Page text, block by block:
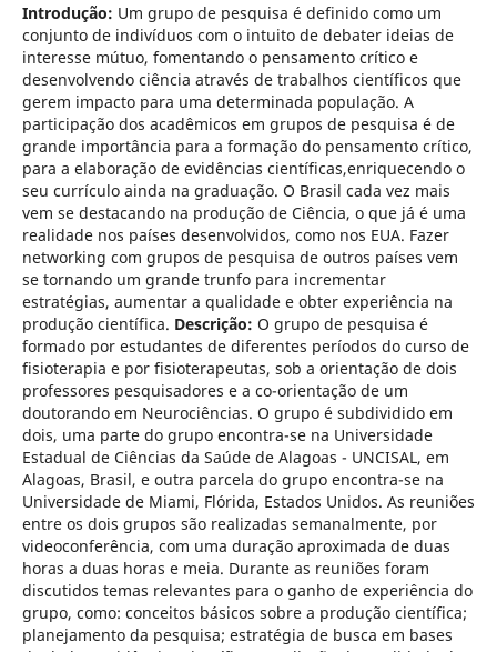
Introdução: Um grupo de pesquisa é definido como um
conjunto de indivíduos com o intuito de debater ideias de
interesse mútuo, fomentando o pensamento crítico e
desenvolvendo ciência através de trabalhos científicos que
gerem impacto para uma determinada população. A
participação dos acadêmicos em grupos de pesquisa é de
grande importância para a formação do pensamento crítico,
para a elaboração de evidências científicas,enriquecendo o
seu currículo ainda na graduação. O Brasil cada vez mais
vem se destacando na produção de Ciência, o que já é uma
realidade nos países desenvolvidos, como nos EUA. Fazer
networking com grupos de pesquisa de outros países vem
se tornando um grande trunfo para incrementar
estratégias, aumentar a qualidade e obter experiência na
produção científica. Descrição: O grupo de pesquisa é
formado por estudantes de diferentes períodos do curso de
fisioterapia e por fisioterapeutas, sob a orientação de dois
professores pesquisadores e a co-orientação de um
doutorando em Neurociências. O grupo é subdividido em
dois, uma parte do grupo encontra-se na Universidade
Estadual de Ciências da Saúde de Alagoas - UNCISAL, em
Alagoas, Brasil, e outra parcela do grupo encontra-se na
Universidade de Miami, Flórida, Estados Unidos. As reuniões
entre os dois grupos são realizadas semanalmente, por
videoconferência, com uma duração aproximada de duas
horas a duas horas e meia. Durante as reuniões foram
discutidos temas relevantes para o ganho de experiência do
grupo, como: conceitos básicos sobre a produção científica;
planejamento da pesquisa; estratégia de busca em bases